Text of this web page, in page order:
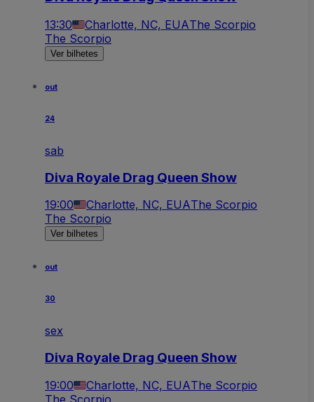
13:30 Charlotte, NC, EUAThe Scorpio
The Scorpio
Ver bilhetes
out
24
sab
Diva Royale Drag Queen Show
19:00 Charlotte, NC, EUAThe Scorpio
The Scorpio
Ver bilhetes
out
30
sex
Diva Royale Drag Queen Show
19:00 Charlotte, NC, EUAThe Scorpio
The Scorpio